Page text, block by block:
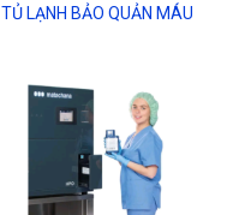
TỦ LẠNH BẢO QUẢN MÁU